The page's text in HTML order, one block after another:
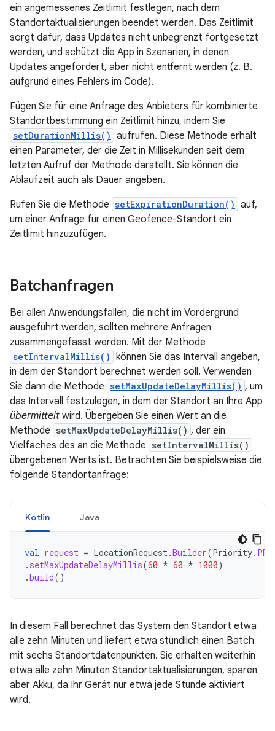
ein angemessenes Zeitlimit festlegen, nach dem
Standortaktualisierungen beendet werden. Das Zeitlimit
sorgt dafür, dass Updates nicht unbegrenzt fortgesetzt
werden, und schützt die App in Szenarien, in denen
Updates angefordert, aber nicht entfernt werden (z. B.
aufgrund eines Fehlers im Code).
Fügen Sie für eine Anfrage des Anbieters für kombinierte
Standortbestimmung ein Zeitlimit hinzu, indem Sie
setDurationMillis() aufrufen. Diese Methode erhält
einen Parameter, der die Zeit in Millisekunden seit dem
letzten Aufruf der Methode darstellt. Sie können die
Ablaufzeit auch als Dauer angeben.
Rufen Sie die Methode setExpirationDuration() auf,
um einer Anfrage für einen Geofence-Standort ein
Zeitlimit hinzuzufügen.
Batchanfragen
Bei allen Anwendungsfällen, die nicht im Vordergrund
ausgeführt werden, sollten mehrere Anfragen
zusammengefasst werden. Mit der Methode
setIntervalMillis() können Sie das Intervall angeben,
in dem der Standort berechnet werden soll. Verwenden
Sie dann die Methode setMaxUpdateDelayMillis() , um
das Intervall festzulegen, in dem der Standort an Ihre App
übermittelt wird. Übergeben Sie einen Wert an die
Methode setMaxUpdateDelayMillis() , der ein
Vielfaches des an die Methode setIntervalMillis()
übergebenen Werts ist. Betrachten Sie beispielsweise die
folgende Standortanfrage:
Kotlin Java
val request = LocationRequest.Builder(Priority.
. setMaxUpdateDelayMillis(60 * 60 * 1000)
.build()
In diesem Fall berechnet das System den Standort etwa
alle zehn Minuten und liefert etwa stündlich einen Batch
mit sechs Standortdatenpunkten. Sie erhalten weiterhin
etwa alle zehn Minuten Standortaktualisierungen, sparen
aber Akku, da Ihr Gerät nur etwa jede Stunde aktiviert
wird.